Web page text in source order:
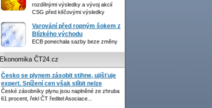
rozdílnými výsledky a vývoj akcií
CSG před klíčovými výsledky
Varování před ropným šokem z
Blízkého východu
ECB ponechala sazby beze změny
Ekonomika ČT24.cz
Česko se plynem zásobit stihne, ujišťuje
expert. Snížení cen však slíbit nelze
České zásobníky plynu jsou naplněné ze zhruba
61 procent, řekl ČT ředitel Asociace...